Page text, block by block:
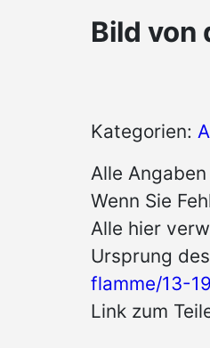
Bild von
Kategorien:
Alle
Wenn Sie
Alle hier
Ursprung
flamme/13-
Link zum